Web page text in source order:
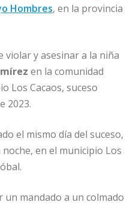
Hombres, en la provincia
violar y asesinar a la niña
en la comunidad
Los Cacaos, suceso
2023.
el mismo día del suceso,
en el municipio Los
un mandado a un colmado